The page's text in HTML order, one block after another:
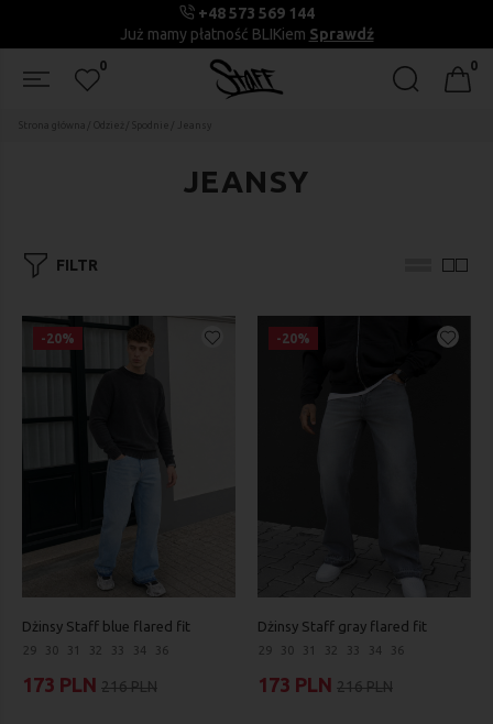
+48 573 569 144
Już mamy płatność BLIKiem Sprawdź
0 0
Strona główna Odzież Spodnie Jeansy
JEANSY
FILTR
-20%
Dżinsy Staff blue flared fit
29 30 31 32 33 34 36
173 PLN 216 PLN
-20%
Dżinsy Staff gray flared fit
29 30 31 32 33 34 36
173 PLN 216 PLN